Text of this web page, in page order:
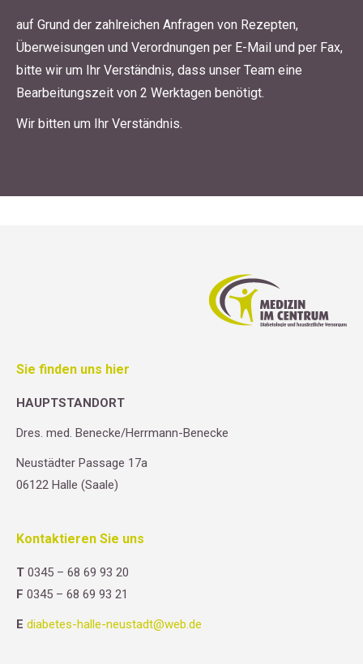
auf Grund der zahlreichen Anfragen von Rezepten,
Überweisungen und Verordnungen per E-Mail und per Fax,
bitte wir um Ihr Verständnis, dass unser Team eine
Bearbeitungszeit von 2 Werktagen benötigt.
Wir bitten um Ihr Verständnis.
Sie finden uns hier
HAUPTSTANDORT
Dres. med. Benecke/Herrmann-Benecke
Neustädter Passage 17a
06122 Halle (Saale)
Kontaktieren Sie uns
T 0345 – 68 69 93 20
F 0345 – 68 69 93 21
E diabetes-halle-neustadt@web.de